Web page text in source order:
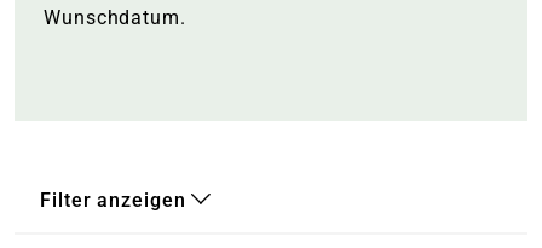
Wunschdatum.
Filter anzeigen